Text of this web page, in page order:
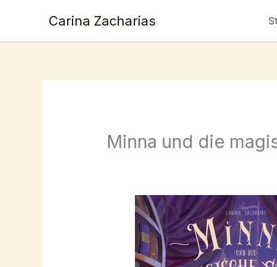
Carina Zacharias
Minna und die